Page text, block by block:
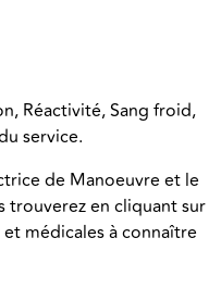
Réactivité, Sang froid,
service.
de Manoeuvre et le
trouverez en cliquant sur
médicales à connaître